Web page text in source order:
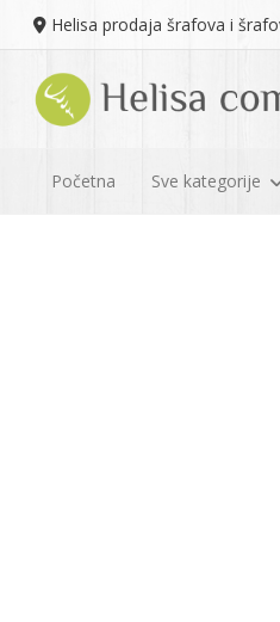
Helisa prodaja šrafova i
Početna Sve kategorije